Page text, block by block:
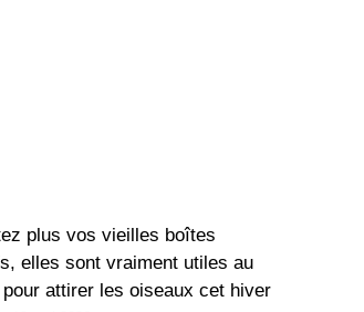
plus vos vieilles boîtes
elles sont vraiment utiles au
pour attirer les oiseaux cet hiver